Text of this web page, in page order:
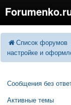
FAQ
Регистрация
Расширенный поиск
Список форумов
настройке и
Сообщения без
Активные темы